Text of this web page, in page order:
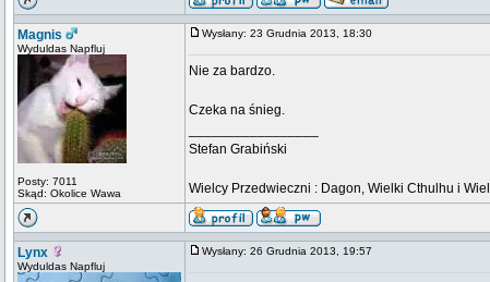
Magnis
Wyduldas Napfluj
Posty: 7011
Skąd: Okolice Wawa
Wysłany: 23 Grudnia 2013, 18:30
Nie za bardzo.
Czeka na śnieg.
Stefan Grabiński
Wielcy Przedwieczni : Dagon, Wielki Cthulhu i
Lynx
Wyduldas Napfluj
Wysłany: 26 Grudnia 2013, 19:57